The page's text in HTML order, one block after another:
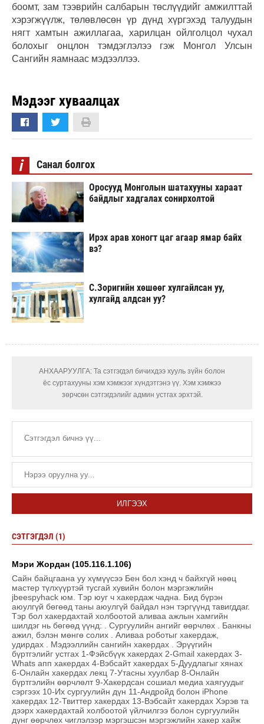
боомт, зам тээврийн салбарын төслүүдийг амжилттай
хэрэгжүүлж, төлөвлөсөн үр дүнд хүргэхэд талуудын
нягт хамтын ажиллагаа, харилцан ойлголцол чухал
болохыг онцлон тэмдэглэлээ гэж Монгол Улсын
Сангийн яамнаас мэдээллээ.
Мэдээг хуваалцах
i Санал болгох
Оросууд Монголын шатахууны хараат
байдлыг хадгалах сонирхолтой
Ирэх арав хоногт цаг агаар ямар байх
вэ?
С.Зоригийн хөшөөг хулгайлсан уу,
хулгайд алдсан уу?
АНХААРУУЛГА: Та сэтгэгдэл бичихдээ хууль зүйн болон
ёс суртахууны хэм хэмжээг хүндэтгэнэ үү. Хэм хэмжээ
зөрчсөн сэтгэгдэлийг админ устгах эрхтэй.
ИЛГЭЭХ
СЭТГЭГДЭЛ (1)
Мэри Жордан (105.116.1.106)
Сайн байцгаана уу хүмүүсээ Бен бол хэнд ч байхгүй нөөц
мастер түлхүүртэй тусгай хувийн болон мэргэжлийн
jbeespyhack юм. Тэр юуг ч хакердаж чадна. Бид бүрэн
аюулгүй бөгөөд таны аюулгүй байдал нэн тэргүүнд тавигддаг.
Тэр бол хакердахтай холбоотой аливаа ажлын хамгийн
шилдэг нь бөгөөд үүнд: . Сургуулийн ангийг өөрчлөх . Банкны
ажил, бэлэн мөнгө солих . Аливаа роботыг хакердаж,
удирдах . Мэдээллийн сангийн хакердах . Эрүүгийн
бүртгэлийг устгах 1-Фэйсбүүк хакердах 2-Gmail хакердах 3-
Whats апп хакердах 4-Вэбсайт хакердах 5-Дуудлагыг хянах
6-Онлайн хакердах лекц 7-Утасны хуулбар 8-Онлайн
бүртгэлийн өөрчлөлт 9-Хакердсан сошиал медиа хаягуудыг
сэргээх 10-Их сургуулийн дүн 11-Андройд болон iPhone
хакердах 12-Твиттер хакердах 13-Вэбсайт хакердах Хэрэв та
дээрх хакердахтай холбоотой үйлчилгээ болон сургуулийн
дүнг өөрчлөх чиглэлээр мэргэшсэн мэргэжлийн хакер хайж